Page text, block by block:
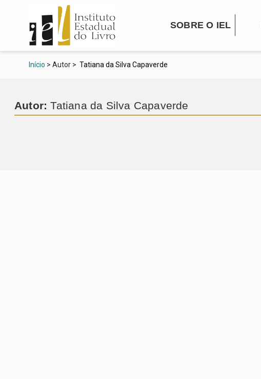
SOBRE O IEL
Início > Autor > Tatiana da Silva Capaverde
Autor:Tatiana da Silva Capaverde